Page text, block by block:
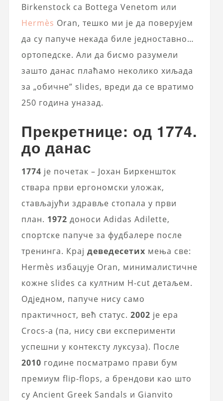
Birkenstock са Bottega Venetom или
Hermès Oran, тешко ми је да поверујем
да су папуче некада биле једноставно…
ортопедске. Али да бисмо разумели
зашто данас плаћамо неколико хиљада
за „обичне” slides, вреди да се вратимо
250 година уназад.
Прекретнице: од 1774.
до данас
1774 је почетак – Јохан Биркеншток
ствара први ергономски уложак,
стављајући здравље стопала у први
план. 1972 доноси Adidas Adilette,
спортске папуче за фудбалере после
тренинга. Крај деведесетих мења све:
Hermès избацује Oran, минималистичне
кожне slides са култним H-cut детаљем.
Одједном, папуче нису само
практичност, већ статус. 2002 је ера
Crocs-а (па, нису сви експерименти
успешни у контексту луксуза). После
2010 године посматрамо прави бум
премиум flip-flops, а брендови као што
су Ancient Greek Sandals и Gianvito